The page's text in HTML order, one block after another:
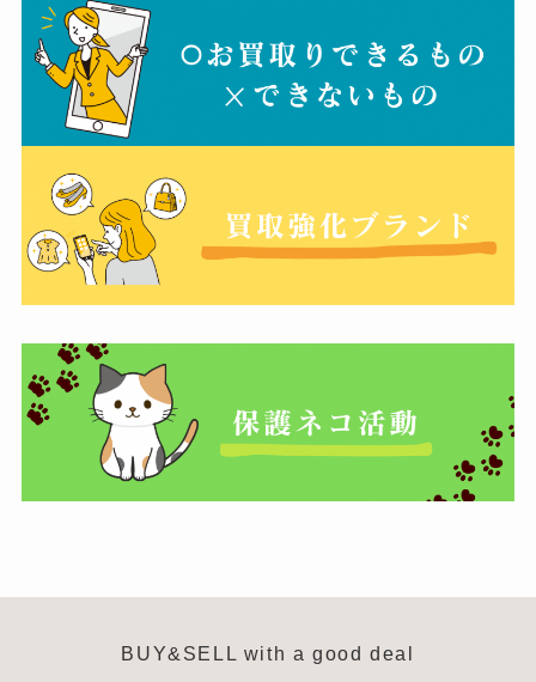
BUY&SELL with a good deal